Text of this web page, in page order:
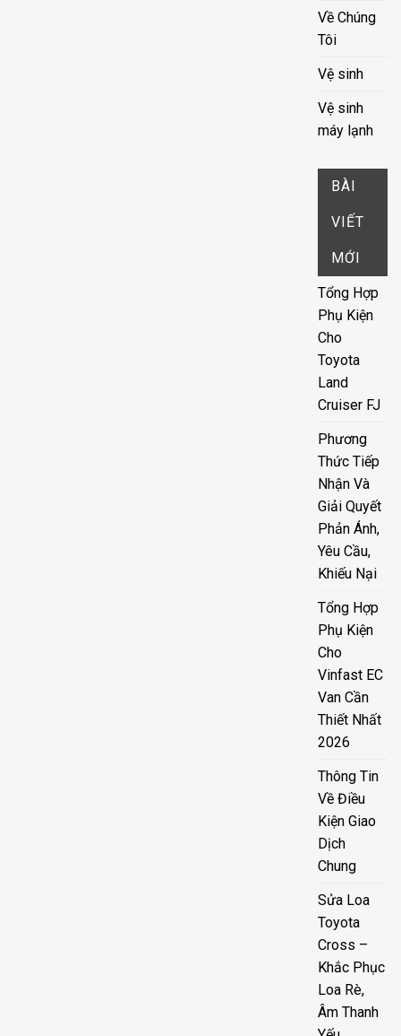
Về Chúng
Tôi
Vệ sinh
Vệ sinh
máy lạnh
BÀI
VIẾT
MỚI
Tổng Hợp
Phụ Kiện
Cho
Toyota
Land
Cruiser FJ
Phương
Thức Tiếp
Nhận Và
Giải Quyết
Phản Ánh,
Yêu Cầu,
Khiếu Nại
Tổng Hợp
Phụ Kiện
Cho
Vinfast EC
Van Cần
Thiết Nhất
2026
Thông Tin
Về Điều
Kiện Giao
Dịch
Chung
Sửa Loa
Toyota
Cross –
Khắc Phục
Loa Rè,
Âm Thanh